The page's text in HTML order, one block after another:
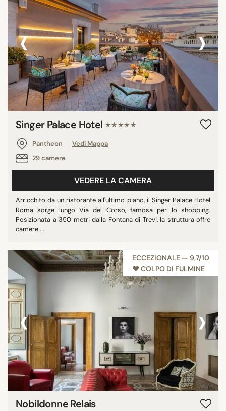
‹ ›
Singer Palace Hotel ★★★★★
Pantheon
Vedi Mappa
29 camere
VEDERE LA CAMERA
Arricchito da un ristorante all'ultimo piano, il Singer Palace Hotel
Roma sorge lungo Via del Corso, famosa per lo shopping.
Posizionata a 350 metri dalla Fontana di Trevi, la struttura offre
camere ...
ECCEZIONALE — 9,7/10
♥︎ COLPO DI FULMINE
‹ ›
Nobildonne Relais